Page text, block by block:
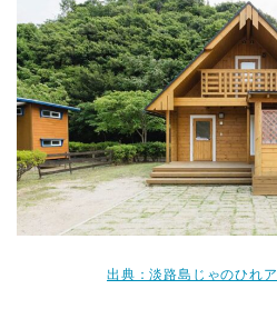
出典：淡路島じゃのひれ